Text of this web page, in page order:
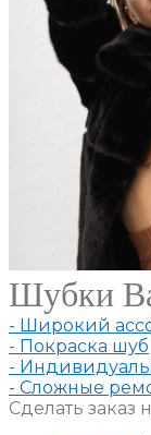
Шубки
- Широкий
- Покраска шуб
-
- Сложные
Сделать заказ